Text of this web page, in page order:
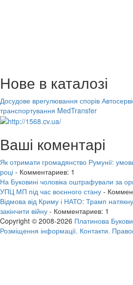
Нове в каталозі
Досудове врегулювання спорів
транспортування MedTransfer
Ваші коментарі
Як отримати громадянство Румунії:
році - Комментариев: 1
На Буковині чоловіка оштрафували за
УПЦ МП під час воєнного стану -
Відмова від Криму і НАТО: Трамп
закінчити війну - Комментариев: 1
Copyright © 2008-2026 Платинова
Розміщення інформації. Контакти.